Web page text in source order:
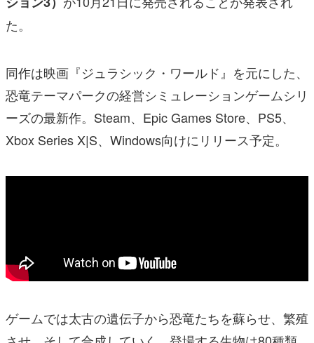
た。
同作は映画『ジュラシック・ワールド』を元にした、
恐竜テーマパークの経営シミュレーションゲームシリ
ーズの最新作。Steam、Epic Games Store、PS5、
Xbox Series X|S、Windows向けにリリース予定。
ゲームでは太古の遺伝子から恐竜たちを蘇らせ、繁殖